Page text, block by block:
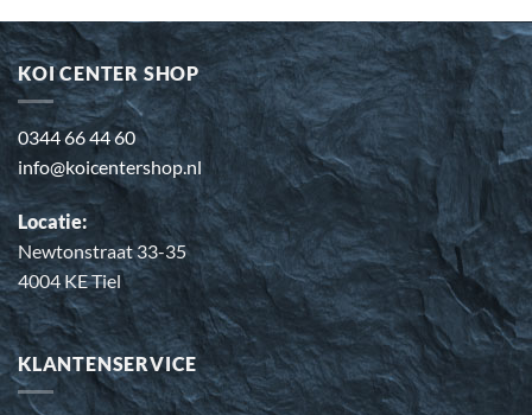
KOI CENTER SHOP
0344 66 44 60
info@koicentershop.nl
Locatie:
Newtonstraat 33-35
4004 KE Tiel
KLANTENSERVICE